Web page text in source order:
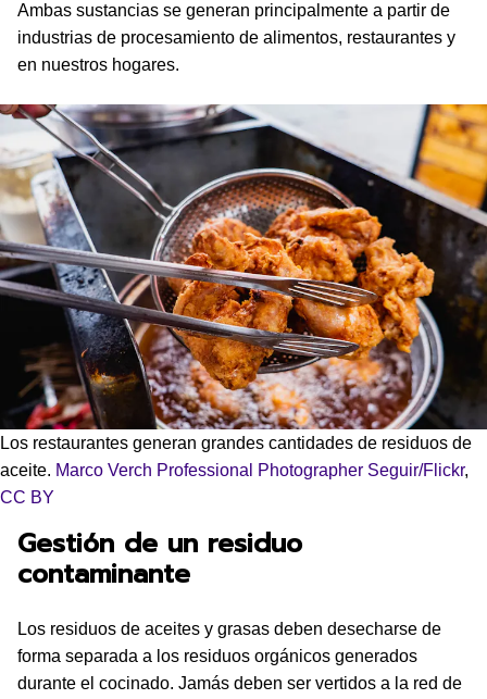
Ambas sustancias se generan principalmente a partir de
industrias de procesamiento de alimentos, restaurantes y
en nuestros hogares.
Los restaurantes generan grandes cantidades de residuos de
aceite. Marco Verch Professional Photographer Seguir/Flickr,
CC BY
Gestión de un residuo
contaminante
Los residuos de aceites y grasas deben desecharse de
forma separada a los residuos orgánicos generados
durante el cocinado. Jamás deben ser vertidos a la red de